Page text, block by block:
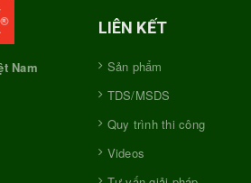
Nam
LIÊN KẾT
Sản phẩm
TDS/MSDS
Quy trình thi công
Videos